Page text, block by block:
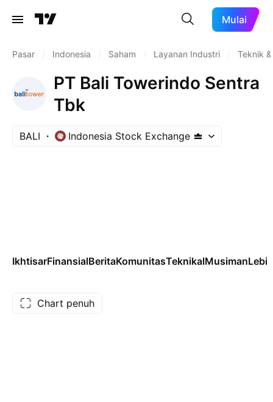
Mulai
Pasar Indonesia Saham Layanan Industri Teknik
PT Bali Towerindo Sentra
Tbk
BALI Indonesia Stock Exchange
IkhtisarFinansialBeritaKomunitasTeknikalMusiman
Chart penuh